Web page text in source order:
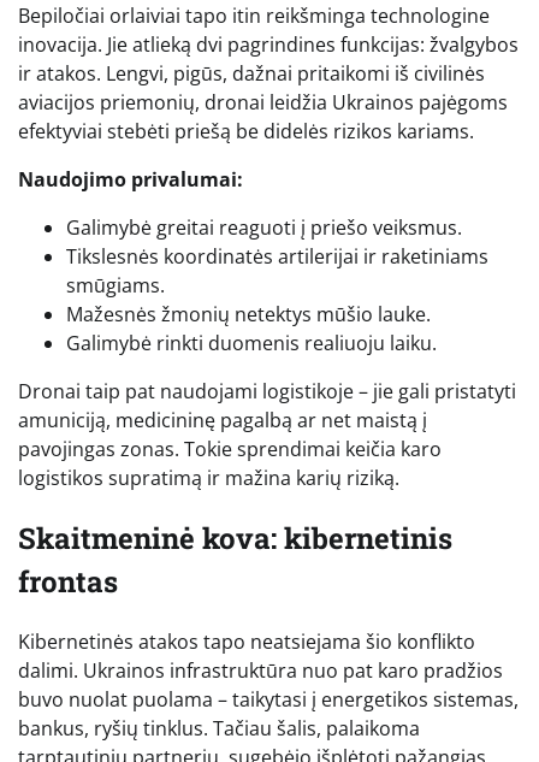
Bepiločiai orlaiviai tapo itin reikšminga technologine
inovacija. Jie atlieką dvi pagrindines funkcijas: žvalgybos
ir atakos. Lengvi, pigūs, dažnai pritaikomi iš civilinės
aviacijos priemonių, dronai leidžia Ukrainos pajėgoms
efektyviai stebėti priešą be didelės rizikos kariams.
Naudojimo privalumai:
Galimybė greitai reaguoti į priešo veiksmus.
Tikslesnės koordinatės artilerijai ir raketiniams
smūgiams.
Mažesnės žmonių netektys mūšio lauke.
Galimybė rinkti duomenis realiuoju laiku.
Dronai taip pat naudojami logistikoje – jie gali pristatyti
amuniciją, medicininę pagalbą ar net maistą į
pavojingas zonas. Tokie sprendimai keičia karo
logistikos supratimą ir mažina karių riziką.
Skaitmeninė kova: kibernetinis
frontas
Kibernetinės atakos tapo neatsiejama šio konflikto
dalimi. Ukrainos infrastruktūra nuo pat karo pradžios
buvo nuolat puolama – taikytasi į energetikos sistemas,
bankus, ryšių tinklus. Tačiau šalis, palaikoma
tarptautinių partnerių, sugebėjo išplėtoti pažangias